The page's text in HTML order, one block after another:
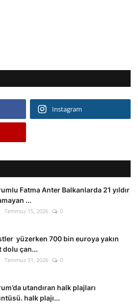
Instagram
Fatma Anter Balkanlarda 21 yıldır
...
Temmuz 15, 2026 0
yüzerken 700 bin euroya yakın
dolu çan...
Temmuz 31, 2026 0
utandıran halk plajları
halk plajı...